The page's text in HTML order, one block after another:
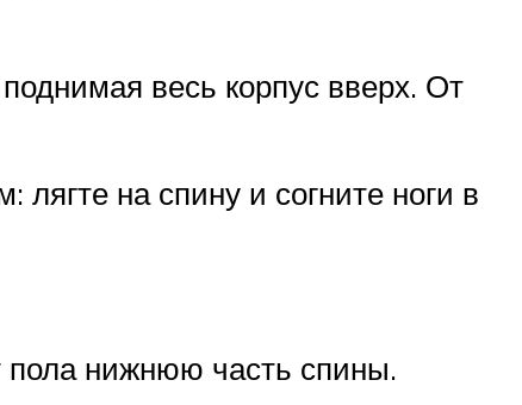
весь корпус вверх. От
на спину и согните ноги в
пола нижнюю часть спины.